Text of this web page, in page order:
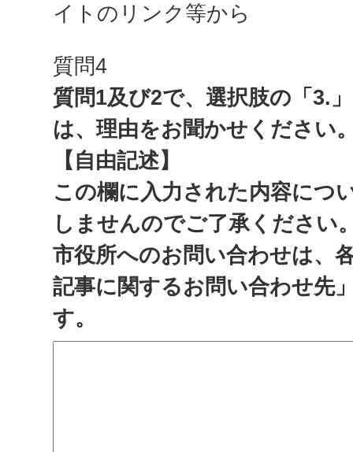
イトのリンク等から
質問4
質問1及び2で、選択肢の「3.
は、理由をお聞かせください
【自由記述】
この欄に入力された内容につ
しませんのでご了承ください
市役所へのお問い合わせは、
記事に関するお問い合わせ先
す。